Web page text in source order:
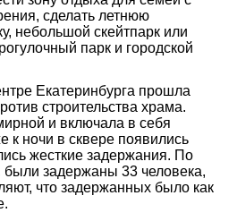
сделать летнюю
небольшой скейтпарк или
парк и городской
Екатеринбурга прошла
строительства храма.
и включала в себя
ночи в сквере появились
жесткие задержания. По
задержаны 33 человека,
что задержанных было как